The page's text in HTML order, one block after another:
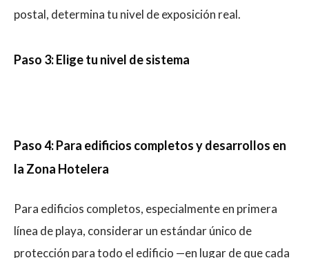
postal, determina tu nivel de exposición real.
Paso 3: Elige tu nivel de sistema
Paso 4: Para edificios completos y desarrollos en
la Zona Hotelera
Para edificios completos, especialmente en primera
línea de playa, considerar un estándar único de
protección para todo el edificio —en lugar de que cada